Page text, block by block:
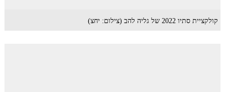
קולקציית סתיו 2022 של גליה להב (צילום: יחצ)